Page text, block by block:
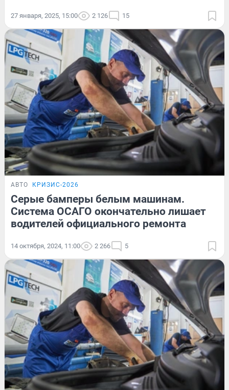
27 января, 2025, 15:00 2 126 15
АВТО КРИЗИС-2026
Серые бамперы белым машинам.
Система ОСАГО окончательно лишает
водителей официального ремонта
14 октября, 2024, 11:00 2 266 5